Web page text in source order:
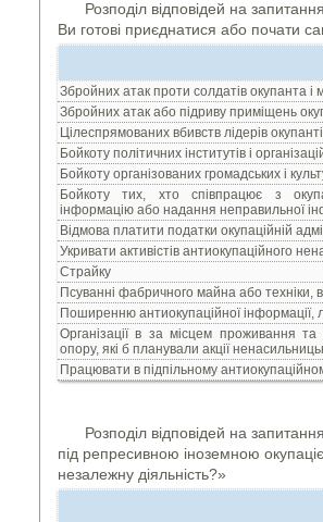
Розподіл відповідей на
Ви готові приєднатися або почати
Збройних атак проти солдатів окупанта і
Збройних атак або підриву приміщень
Цілеспрямованих вбивств лідерів
Бойкоту політичних інститутів і
Бойкоту організованих громадських і
Бойкоту тих, хто співпрацює з
інформацію або надання неправильної
Відмова платити податки окупаційній
Укривати активістів антиокупаційного
Страйку
Псуванні фабричного майна або техніки,
Поширенню антиокупаційної інформації,
Організації в за місцем проживання та
опору, які б планували акції
Працювати в підпільному
Розподіл відповідей на
під репресивною іноземною
незалежну діяльність?»